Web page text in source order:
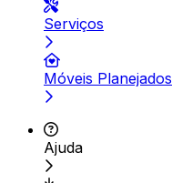
Serviços
Móveis Planejados
Ajuda